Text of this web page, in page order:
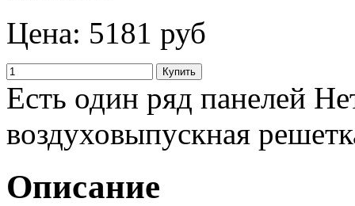
Цена: 5181 руб
Есть один ряд панелей
воздуховыпускная
Описание